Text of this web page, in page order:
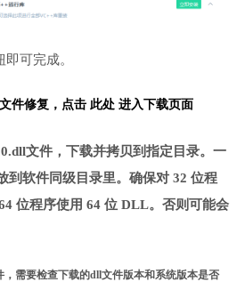
可完成。
件修复， 点击 此处 进入下载页面
文件，下载并拷贝到指定目录。一
到软件同级目录里。确保对 32 位程
位程序使用 64 位 DLL。否则可能会
，需要检查下载的dll文件版本和系统版本是否